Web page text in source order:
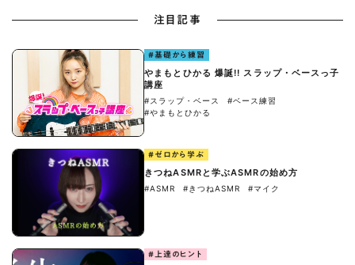
注目記事
#基礎から練習
やまもとひかる 爆誕!! スラップ・ベースっ子
講座
#スラップ・ベース
#ベース練習
#やまもとひかる
#ゼロから学ぶ
きつねASMRと学ぶASMRの始め方
#ASMR #きつねASMR #マイク
#上達のヒント